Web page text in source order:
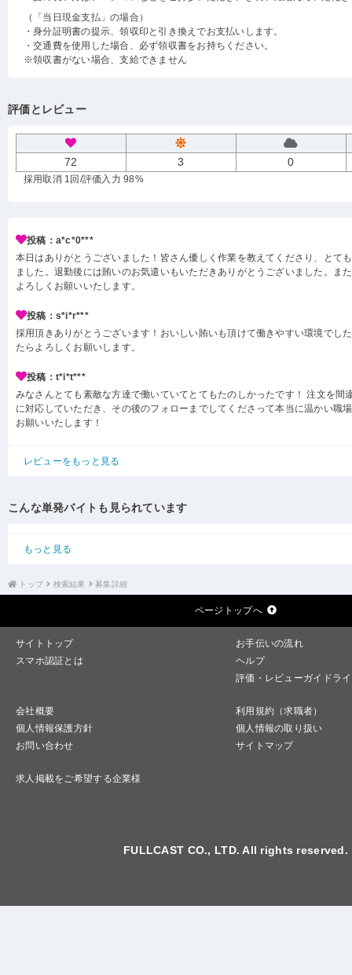
（「当日現金支払」の場合）
・身分証明書の提示、領収印と引き換えでお支払いします。
・交通費を使用した場合、必ず領収書をお持ちください。
※領収書がない場合、支給できません
評価とレビュー
72 3 0
採用取消 1回 /評価入力 98%
投稿：a*c*0***
本日はありがとうございました！皆さん優しく作業を教えてくださり、とて
ました。退勤後には賄いのお気遣いもいただきありがとうございました。ま
よろしくお願いいたします。
投稿：s*i*r***
採用頂きありがとうございます！おいしい賄いも頂けて働きやすい環境でし
たらよろしくお願いします。
投稿：t*i*t***
みなさんとても素敵な方達で働いていてとてもたのしかったです！ 注文を間
に対応していただき、その後のフォローまでしてくださって本当に温かい職
お願いいたします！
レビューをもっと見る
こんな単発バイトも見られています
もっと見る
トップ 検索結果 募集詳細
ページトップへ
サイトトップ
お手伝いの流れ
スマホ認証とは
ヘルプ
評価・レビューガイドラ
会社概要
利用規約（求職者）
個人情報保護方針
個人情報の取り扱い
お問い合わせ
サイトマップ
求人掲載をご希望する企業様
FULLCAST CO., LTD. All rights reserved.